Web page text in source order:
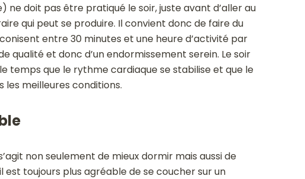
ne doit pas être pratiqué le soir, juste avant d’aller au
qui peut se produire. Il convient donc de faire du
entre 30 minutes et une heure d’activité par
qualité et donc d’un endormissement serein. Le soir
temps que le rythme cardiaque se stabilise et que le
meilleures conditions.
non seulement de mieux dormir mais aussi de
est toujours plus agréable de se coucher sur un